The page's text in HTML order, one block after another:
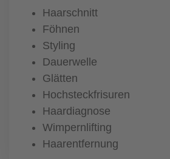
Haarschnitt
Föhnen
Styling
Dauerwelle
Glätten
Hochsteckfrisuren
Haardiagnose
Wimpernlifting
Haarentfernung